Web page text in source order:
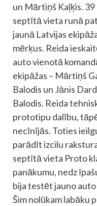
un Mārtiņš Kaļķis.
septītā vieta runā
jaunā Latvijas
mērķus. Reida
auto vienotā
ekipāžas – Mārtiņš
Balodis un Jānis
Balodis. Reida
prototipu dalību,
necīnījās. Toties
parādīt izcilu
septītā vieta Proto
panākumu, nedz
bija testēt jauno auto
Šim nolūkam labāku